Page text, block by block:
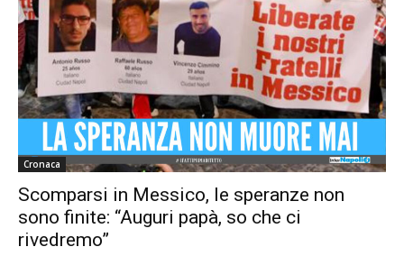
Cronaca
Scomparsi in Messico, le speranze non
sono finite: “Auguri papà, so che ci
rivedremo”